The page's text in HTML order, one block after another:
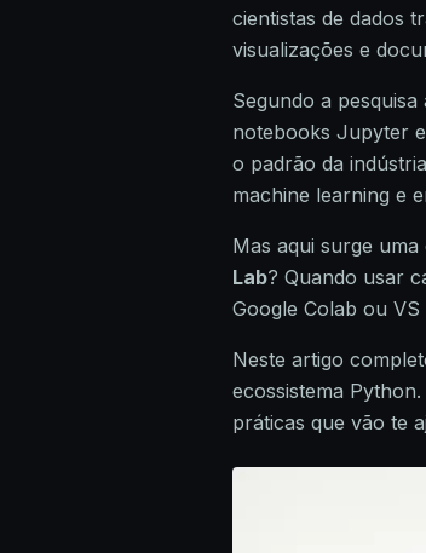
cientistas de dados
visualizações e
Segundo a
notebooks Jupyter
o padrão da
machine learning e
Mas aqui surge
Lab? Quando usar
Google Colab ou VS
Neste artigo
ecossistema
práticas que vão te